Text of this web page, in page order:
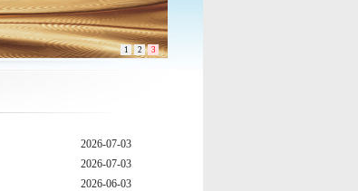
1 2 3
2026-07-03
2026-07-03
2026-06-03